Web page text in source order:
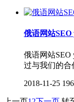
俄语网站SEO
俄语网站
过与我们的
2018-11-25